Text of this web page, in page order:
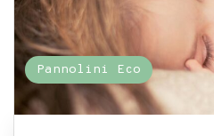
Pannolini Eco